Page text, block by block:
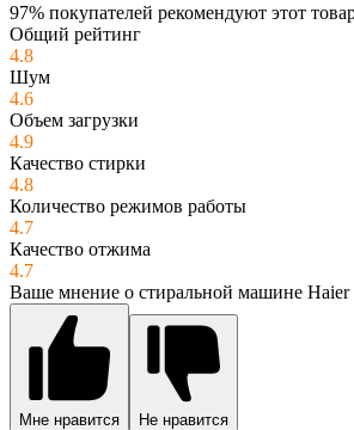
97% покупателей рекомендуют этот
Общий рейтинг
4.8
Шум
4.6
Объем загрузки
4.9
Качество стирки
4.8
Количество режимов работы
4.7
Качество отжима
4.7
Ваше мнение о стиральной машине
Мне нравится Не нравится